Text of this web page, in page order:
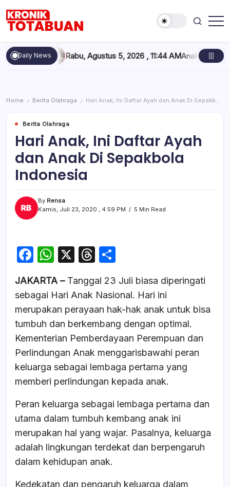
content
Totabuan
hari
ini
Kronik
Daily News
Rabu, Agustus 5, 2026 , 11:44 AMAnak Kadis Dishub Bolsel
Home / Berita Olahraga / Hari Anak, Ini Daftar Ayah dan Anak Di Sepakbola Indonesia
Berita Olahraga
Hari Anak, Ini Daftar Ayah
dan Anak Di Sepakbola
Indonesia
By Rensa
Kamis, Juli 23, 2020 , 4:59 PM
5 Min Read
F
c
e
b
o
o
k
W
at
s
A
p
p
X
T
e
a
d
s
ar
e
JAKARTA –Tanggal 23 Juli biasa diperingati
sebagai Hari Anak Nasional. Hari ini
merupakan perayaan hak-hak anak untuk bisa
tumbuh dan berkembang dengan optimal.
Kementerian Pemberdayaan Perempuan dan
Perlindungan Anak menggarisbawahi peran
keluarga sebagai lembaga pertama yang
memberi perlindungan kepada anak.
Peran keluarga sebagai lembaga pertama dan
utama dalam tumbuh kembang anak ini
merupakan hal yang wajar. Pasalnya, keluarga
adalah lingkungan terdekat dan berpengaruh
dalam kehidupan anak.
Kedekatan dan pengaruh keluarga dalam